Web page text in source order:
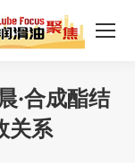
·合成酯结
关系